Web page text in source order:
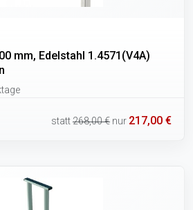
mm, Edelstahl 1.4571(V4A)
statt268,00 € nur 217,00 €